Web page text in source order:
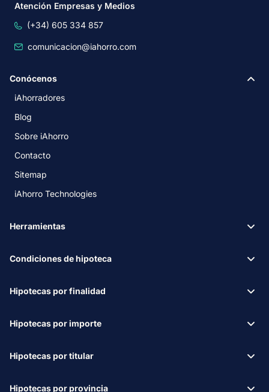
Atención Empresas y Medios
(+34) 605 334 857
comunicacion@iahorro.com
Conócenos
iAhorradores
Blog
Sobre iAhorro
Contacto
Sitemap
iAhorro Technologies
Herramientas
Condiciones de hipoteca
Hipotecas por finalidad
Hipotecas por importe
Hipotecas por titular
Hipotecas por provincia